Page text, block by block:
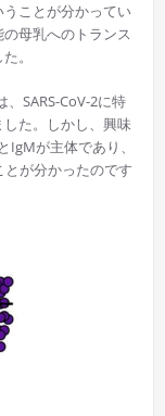
ことが分かってい
母乳へのトランス
。
SARS-CoV-2に特
た。しかし、興味
が主体であり、
が分かったのです